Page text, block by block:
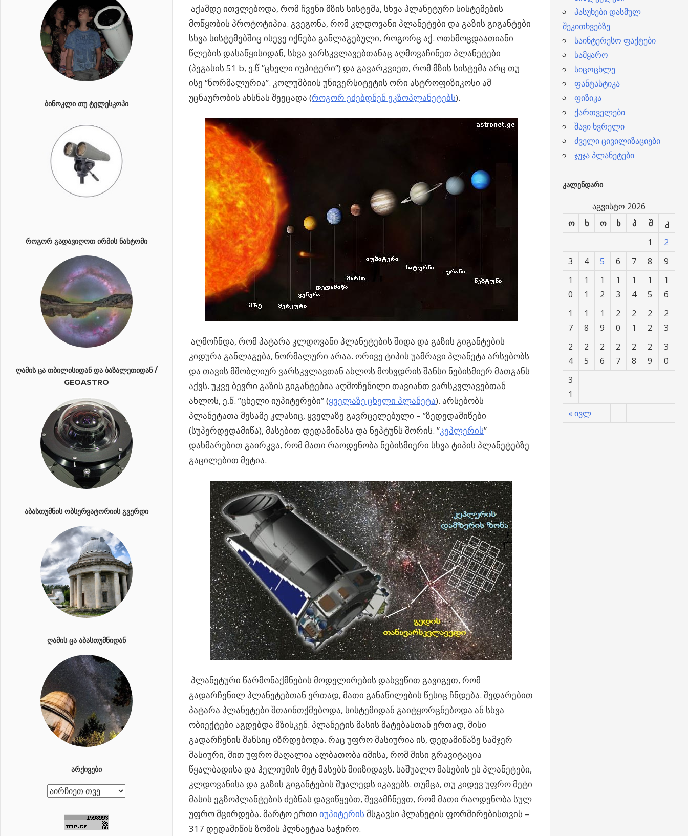
აქამდე ითვლებოდა, რომ ჩვენი მზის სისტემა, სხვა პლანეტური სისტემების
მოწყობის პროტოტიპია. გვეგონა, რომ კლდოვანი პლანეტები და გაზის გიგანტები
სხვა სისტემებშიც ისევე იქნება განლაგებული, როგორც აქ. ოთხმოცდაათიანი
წლების დასაწყისიდან, სხვა ვარსკვლავებთანაც აღმოვაჩინეთ პლანეტები
(პეგასის 51 b, ე.წ ”ცხელი იუპიტერი”) და გავარკვიეთ, რომ მზის სისტემა არც თუ
ისე “ნორმალურია”. კოლუმბიის უნივერსიტეტის ორი ასტროფიზიკოსი ამ
უცნაურობის ახსნას შეეცადა (როგორ ეძებდნენ ეკზოპლანეტებს).
აღმოჩნდა, რომ პატარა კლდოვანი პლანეტების შიდა და გაზის გიგანტების
კიდურა განლაგება, ნორმალური არაა. ორივე ტიპის უამრავი პლანეტა არსებობს
და თავის მშობლიურ ვარსკვლავთან ახლოს მოხვდრის შანსი ნებისმიერ მათგანს
აქვს. უკვე ბევრი გაზის გიგანტებია აღმოჩენილი თავიანთ ვარსკვლავებთან
ახლოს, ე.წ. ”ცხელი იუპიტერები” (ყველაზე ცხელი პლანეტა). არსებობს
პლანეტათა მესამე კლასიც, ყველაზე გავრცელებული – ”ზედედამიწები
(სუპერდედამიწა), მასებით დედამიწასა და ნეპტუნს შორის. ”კეპლერის”
დახმარებით გაირკვა, რომ მათი რაოდენობა ნებისმიერი სხვა ტიპის პლანეტებზე
გაცილებით მეტია.
პლანეტური წარმონაქმნების მოდელირების დახვეწით გავიგეთ, რომ
გადარჩენილ პლანეტებთან ერთად, მათი განაწილების წესიც ჩნდება. შედარებით
პატარა პლანეტები შთაინთქმებოდა, სისტემიდან გაიტყორცნებოდა ან სხვა
ობიექტები აგდებდა მზისკენ. პლანეტის მასის მატებასთან ერთად, მისი
გადარჩენის შანსიც იზრდებოდა. რაც უფრო მასიურია ის, დედამიწაზე სამჯერ
მასიური, მით უფრო მაღალია ალბათობა იმისა, რომ მისი გრავიტაცია
წყალბადისა და ჰელიუმის მეტ მასებს მიიზიდავს. საშუალო მასების ეს პლანეტები,
კლდოვანისა და გაზის გიგანტების შუალედს იკავებს. თუმცა, თუ კიდევ უფრო მეტი
მასის ეგზოპლანტების ძებნას დავიწყებთ, შევამჩნევთ, რომ მათი რაოდენობა სულ
უფრო მცირდება. მარტო ერთი იუპიტერის მსგავსი პლანეტის ფორმირებისთვის –
317 დედამიწის ზომის პლნაეტაა საჭირო.
ᲑᲘᲜᲝᲙᲚᲘ ᲗᲣ ᲢᲔᲚᲔᲡᲙᲝᲞᲘ
ᲠᲝᲒᲝᲠ ᲒᲐᲓᲐᲕᲘᲦᲝᲗ ᲘᲠᲛᲘᲡ ᲜᲐᲮᲢᲝᲛᲘ
ᲦᲐᲛᲘᲡ ᲪᲐ ᲗᲑᲘᲚᲘᲡᲘᲓᲐᲜ ᲓᲐ ᲑᲐᲖᲐᲚᲔᲗᲘᲓᲐᲜ /
GEOASTRO
ᲐᲑᲐᲡᲗᲣᲛᲜᲘᲡ ᲝᲑᲡᲔᲠᲕᲐᲢᲝᲠᲘᲘᲡ ᲒᲕᲔᲠᲓᲘ
ᲦᲐᲛᲘᲡ ᲪᲐ ᲐᲑᲐᲡᲗᲣᲛᲜᲘᲓᲐᲜ
ᲐᲠᲥᲘᲕᲔᲑᲘ
ა
პასუხები დასმულ
შეკითხვებზე
საინტერესო ფაქტები
სამყარო
სიცოცხლე
ფანტასტიკა
ფიზიკა
ქართველები
შავი ხვრელი
ძველი ცივილიზაციები
ჯუჯა პლანეტები
ᲙᲐᲚᲔᲜᲓᲐᲠᲘ
აგვისტო 2026
ო
ხ ო ხ პ შ კ
« ივლ
1
2
3
4 5 6 7 8
9
1
0
1
1
1
2
1
3
1
4
1
5
1
6
1
7
1
8
1
9
2
0
2
1
2
2
2
3
2
4
2
5
2
6
2
7
2
8
2
9
3
0
3
1